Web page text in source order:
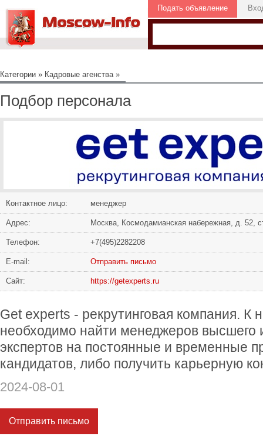
Подать объявление
Категории » Кадровые агенства»
Подбор персонала
Контактное лицо: менеджер
Адрес: Москва, Космодамианская набережная, д. 52,
Телефон: +7(495)2282208
Е-mail: Отправить письмо
Сайт: https://getexperts.ru
Get experts - рекрутинговая компания. К
необходимо найти менеджеров высшего
экспертов на постоянные и временные
кандидатов, либо получить карьерную
2024-08-01
Отправить письмо